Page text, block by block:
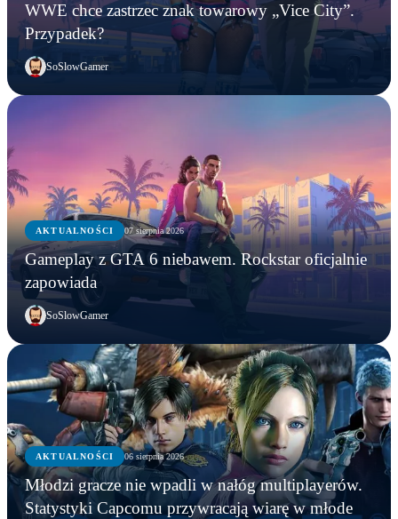
WWE chce zastrzec znak towarowy „Vice City”.
Przypadek?
SoSlowGamer
AKTUALNOŚCI 07 sierpnia 2026
Gameplay z GTA 6 niebawem. Rockstar oficjalnie
zapowiada
SoSlowGamer
AKTUALNOŚCI 06 sierpnia 2026
Młodzi gracze nie wpadli w nałóg multiplayerów.
Statystyki Capcomu przywracają wiarę w młode
AKTUALNOŚCI
AKTUALNOŚCI
AKTUALNOŚCI
Młodzi gracze nie wpadli w nałóg multiplayerów.